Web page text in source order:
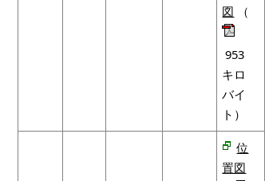
図 （
953
キロ
バイ
ト）
位
置図